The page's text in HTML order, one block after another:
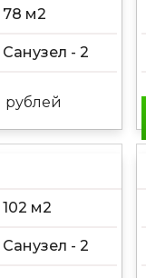
78 м2
Санузел - 2
рублей
102 м2
Санузел - 2